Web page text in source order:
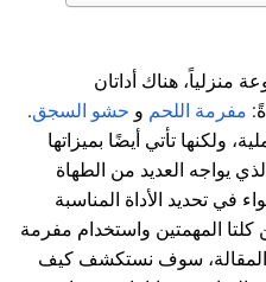
منزلياً، هناك أداتان
مفرمة اللحم و حشو السجق.
ولكنها تأتي أيضًا بميزاتها
يواجه العديد من الطهاة
في تحديد الأداة المناسبة
المهمتين واستخدام مفرمة
المقالة، سوف نستكشف كيف